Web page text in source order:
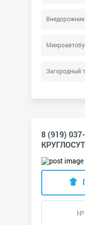
Внедорожник:
Загородный
8 (919)
№